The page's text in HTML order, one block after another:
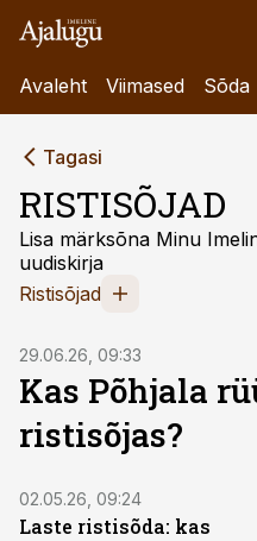
Avaleht Viimased Sõda
Tagasi
RISTISÕJAD
Lisa märksõna Minu
uudiskirja
Ristisõjad
29.06.26, 09:33
Kas Põhjala
ristisõjas?
02.05.26, 09:24
Laste ristisõda: kas